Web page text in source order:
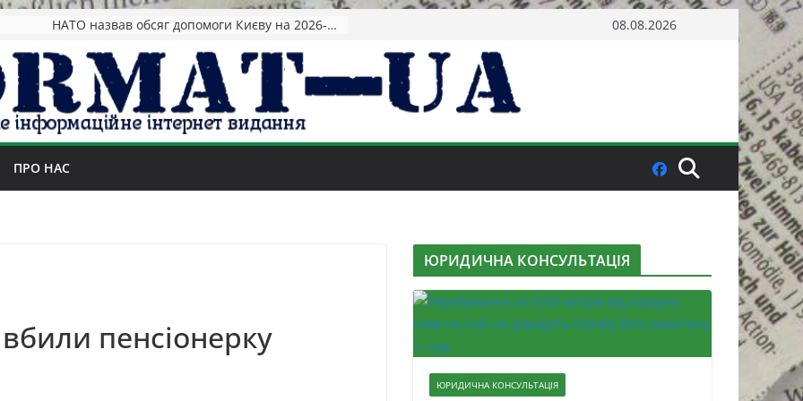
НАТО назвав обсяг допомоги Києву на 2026-2027 роки 08.08.2026
ПРО НАС
пенсіонерку
ЮРИДИЧНА КОНСУЛЬТАЦІЯ
ЮРИДИЧНА КОНСУЛЬТАЦІЯ